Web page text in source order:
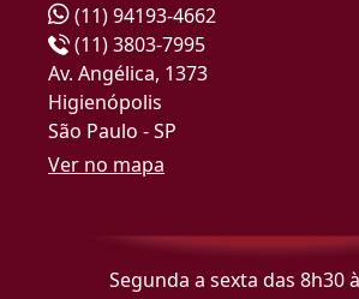
(11) 94193-4662
(11) 3803-7995
Av. Angélica, 1373
Higienópolis
São Paulo - SP
Ver no mapa
Segunda a sexta das 8h30